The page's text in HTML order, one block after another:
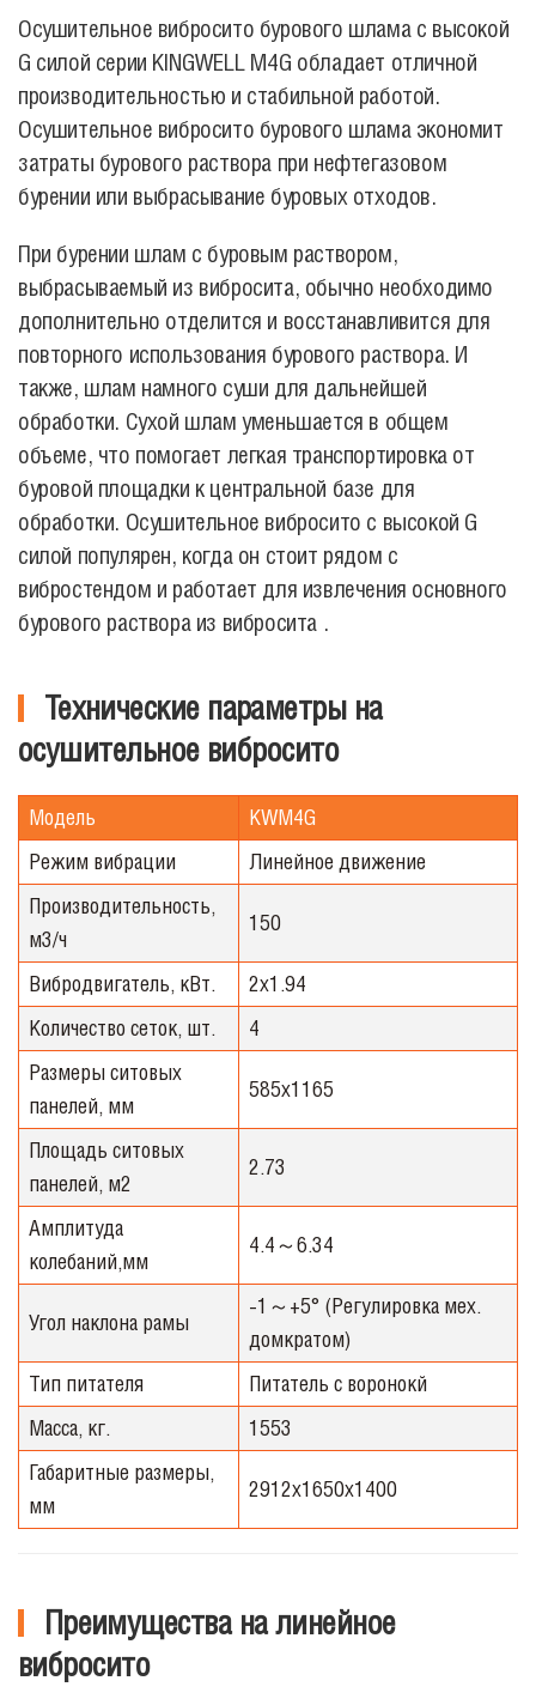
Осушительное вибросито бурового шлама с высокой
G силой серии KINGWELL M4G обладает отличной
производительностью и стабильной работой.
Осушительное вибросито бурового шлама экономит
затраты бурового раствора при нефтегазовом
бурении или выбрасывание буровых отходов.
При бурении шлам с буровым раствором,
выбрасываемый из вибросита, обычно необходимо
дополнительно отделится и восстанавливится для
повторного использования бурового раствора. И
также, шлам намного суши для дальнейшей
обработки. Сухой шлам уменьшается в общем
объеме, что помогает легкая транспортировка от
буровой площадки к центральной базе для
обработки. Осушительное вибросито с высокой G
силой популярен, когда он стоит рядом с
вибростендом и работает для извлечения основного
бурового раствора из вибросита .
Технические параметры на
осушительное вибросито
Модель
KWМ4G
Режим вибрации
Линейное движение
Производительность,
м3/ч
150
Вибродвигатель, кВт.
2х1.94
Количество сеток, шт.
4
Размеры ситовых
панелей, мм
585х1165
Площадь ситовых
панелей, м2
2.73
Амплитуда
колебаний,мм
4.4～6.34
Угол наклона рамы
-1～+5° (Регулировка мех.
домкратом)
Тип питателя
Питатель с воронокй
Масса, кг.
1553
Габаритные размеры,
мм
2912x1650x1400
Преимущества на линейное
вибросито